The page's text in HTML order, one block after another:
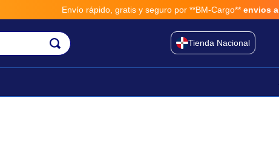
Envío rápido, gratis y seguro por **BM-Cargo** envios a
Tienda Nacional